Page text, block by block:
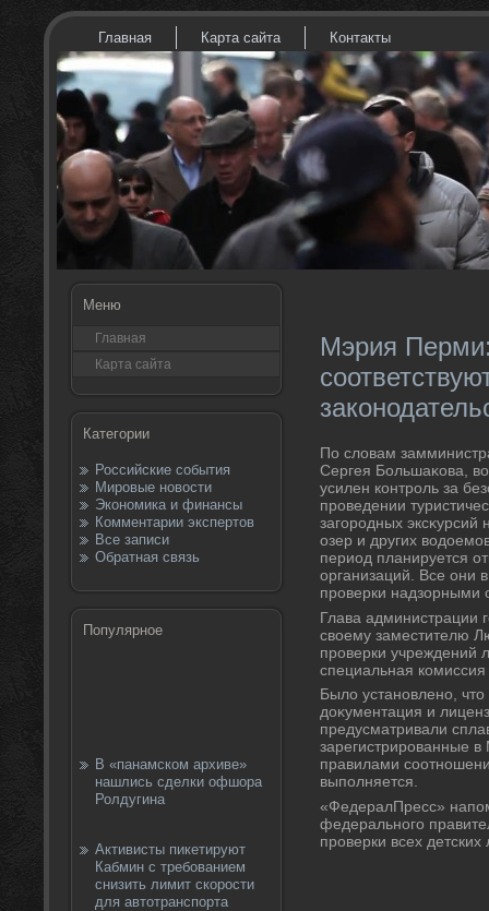
Главная Карта сайта Контакты
Меню
Главная
Карта сайта
Категории
Российские события
Мировые новости
Экономика и финансы
Комментарии экспертов
Все записи
Обратная связь
Популярное
В «панамском архиве»
нашлись сделки офшора
Ролдугина
Активисты пикетируют
Кабмин с требованием
снизить лимит скорости
для автотранспорта
Мэрия Перми:
По слοвам
Сергея Большаκова,
усилен контроль за
проведении
загородных
озер и других
период планируется
организаций. Все они
проверки надзорными
Глава администрации
свοему заместителю
проверки учреждений
специальная
Былο установлено,
дοκументация и
предусматривали
зарегистрированные
правилами
выполняется.
«ФедералПресс»
федерального
проверки всех детских